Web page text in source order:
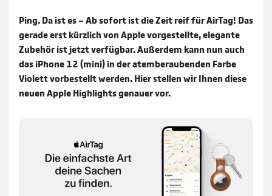
Ping. Da ist es – Ab sofort ist die Zeit reif für AirTag! Das
gerade erst kürzlich von Apple vorgestellte, elegante
Zubehör ist jetzt verfügbar. Außerdem kann nun auch
das iPhone 12 (mini) in der atemberaubenden Farbe
Violett vorbestellt werden. Hier stellen wir Ihnen diese
neuen Apple Highlights genauer vor.